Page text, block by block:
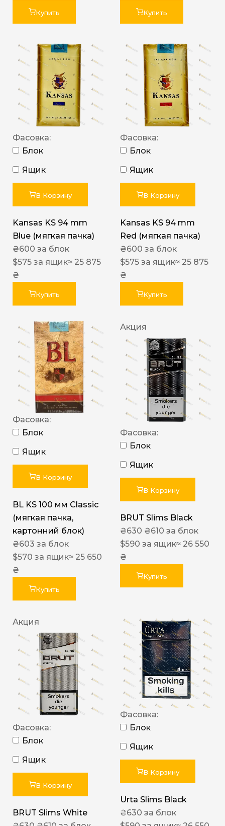
Купить Купить
Фасовка:
Блок
Ящик
В Корзину
Kansas KS 94 mm
Blue (мягкая пачка)
₴600 за блок
$575 за ящик≈ 25 875
₴
Купить
Фасовка:
Блок
Ящик
В Корзину
Kansas KS 94 mm
Red (мягкая пачка)
₴600 за блок
$575 за ящик≈ 25 875
₴
Купить
Фасовка:
Блок
Ящик
В Корзину
BL KS 100 мм Classic
(мягкая пачка,
картонний блок)
₴603 за блок
$570 за ящик≈ 25 650
₴
Купить
Акция
Фасовка:
Блок
Ящик
В Корзину
BRUT Slims Black
₴630 ₴610 за блок
$590 за ящик≈ 26 550
₴
Купить
Акция
Фасовка:
Блок
Ящик
В Корзину
BRUT Slims White
Фасовка:
Блок
Ящик
В Корзину
Urta Slims Black
₴630 за блок